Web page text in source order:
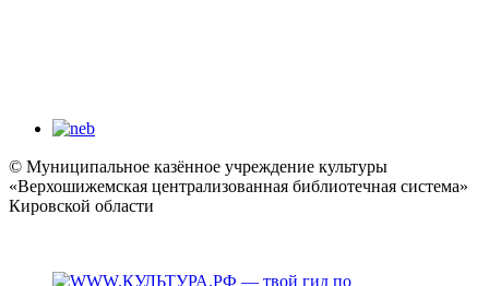
© Муниципальное казённое учреждение культуры
«Верхошижемская централизованная библиотечная система»
Кировской области